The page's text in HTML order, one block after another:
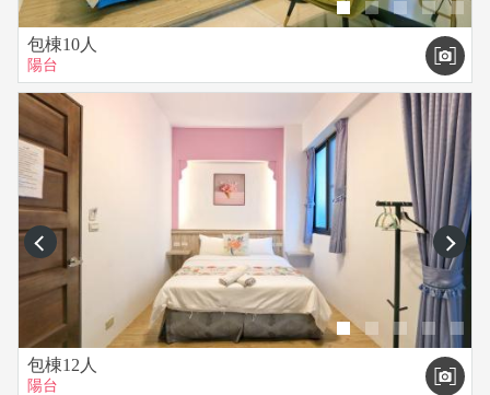
包棟10人
陽台
prev next
包棟12人
陽台